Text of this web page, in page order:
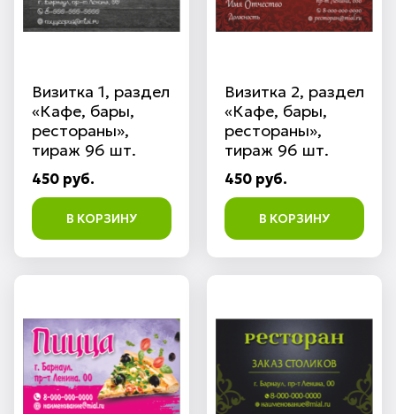
Визитка 1, раздел
«Кафе, бары,
рестораны»,
тираж 96 шт.
450 руб.
В КОРЗИНУ
Визитка 2, раздел
«Кафе, бары,
рестораны»,
тираж 96 шт.
450 руб.
В КОРЗИНУ